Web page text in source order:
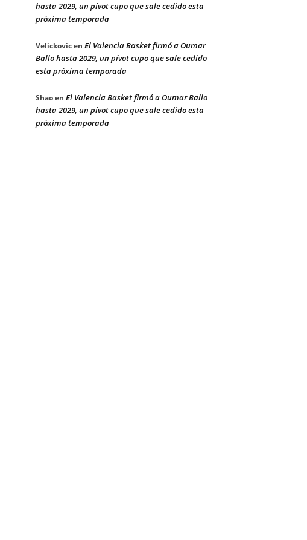
hasta 2029, un pívot cupo que sale cedido esta
próxima temporada
Velickovicen El Valencia Basket firmó a Oumar
Ballo hasta 2029, un pívot cupo que sale cedido
esta próxima temporada
Shaoen El Valencia Basket firmó a Oumar Ballo
hasta 2029, un pívot cupo que sale cedido esta
próxima temporada